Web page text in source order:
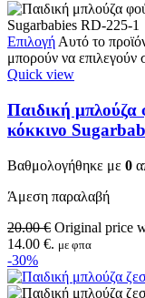
ΕπιλογήΑυτό το
μπορούν να επιλεγούν
Quick view
Παιδική μπλούζα
κόκκινο
Βαθμολογήθηκε με 0
Άμεση παραλαβή
20.00€ Original price
14.00 €. με φπα
-30%